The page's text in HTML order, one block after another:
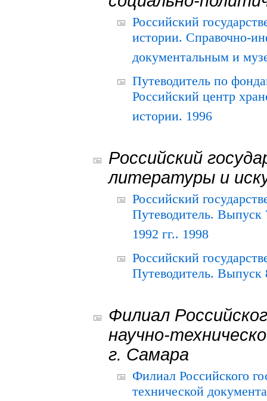
Российский
истории. Справочно-
документальным и
Путеводитель по
Российский центр
истории. 1996
Российский
литературы и
Российский
Путеводитель.
1992 гг.. 1998
Российский
Путеводитель. Выпуск
Филиал
научно-
г. Самара
Филиал Российского
технической